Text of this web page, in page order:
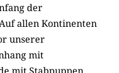
der
allen Kontinenten
unserer
mit
mit Stabpuppen